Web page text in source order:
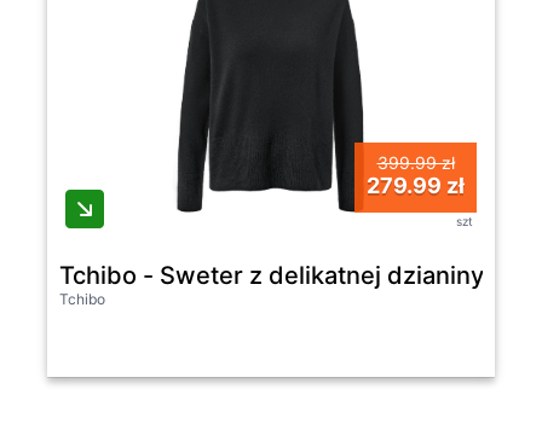
399.99 zł
279.99 zł
szt
Tchibo - Sweter z delikatnej dzianiny z
Tchibo